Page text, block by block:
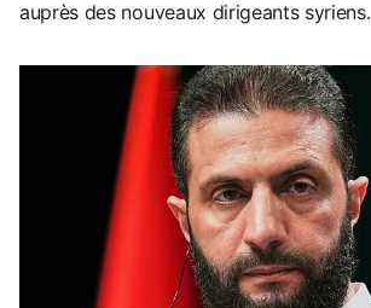
auprès des nouveaux dirigeants syriens.